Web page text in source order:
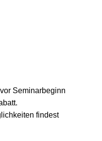
Seminarbeginn
findest